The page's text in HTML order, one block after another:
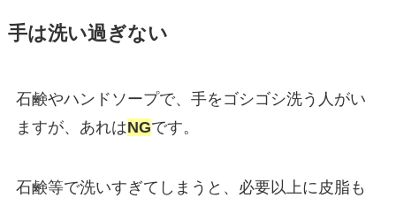
手は洗い過ぎない
石鹸やハンドソープで、手をゴシゴシ洗う人がい
ますが、あれはNGです。
石鹸等で洗いすぎてしまうと、必要以上に皮脂も